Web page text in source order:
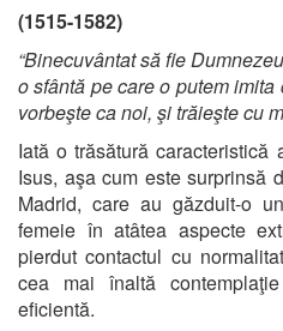
(1515-1582)
“Binecuvântat să fie
o sfântă pe care o putem
vorbeşte ca noi, şi trăieşte cu
Iată o trăsătură
Isus, aşa cum este surprinsă
Madrid, care au găzduit-o
femeie în atâtea aspecte
pierdut contactul cu
cea mai înaltă
eficientă.